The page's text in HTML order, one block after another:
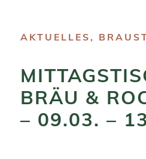
AKTUELLES,
BRÄU &
– 09.03. –